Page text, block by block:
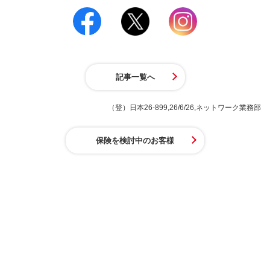
記事一覧へ
（登）日本26-899,26/6/26,ネットワーク業務部
保険を検討中のお客様